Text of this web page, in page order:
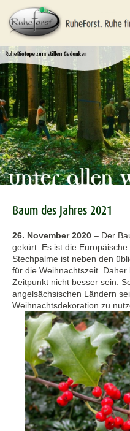
Baum des Jahres 2021
26. November 2020 – Der
gekürt. Es ist die
Stechpalme ist neben den
für die Weihnachtszeit.
Zeitpunkt nicht besser sein.
angelsächsischen Ländern
Weihnachtsdekoration zu